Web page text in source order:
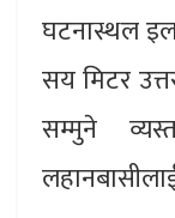
घटनास्थल
सय मिटर
सम्मुने